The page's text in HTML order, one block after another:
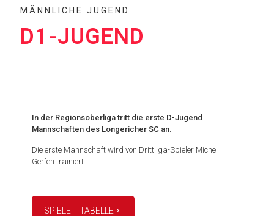
MÄNNLICHE JUGEND
D1-JUGEND
In der Regionsoberliga tritt die erste D-Jugend
Mannschaften des Longericher SC an.
Die erste Mannschaft wird von Drittliga-Spieler Michel
Gerfen trainiert.
SPIELE + TABELLE